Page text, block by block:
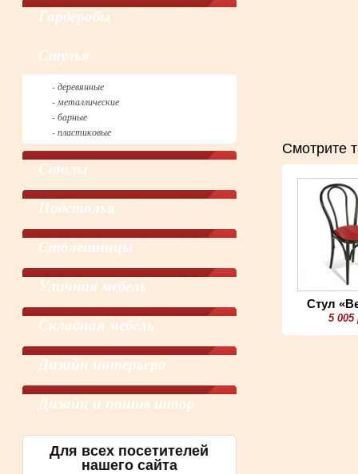
Гардеробы
Cтулья
- деревянные
- металлические
- барные
- пластиковые
Столы
Подстолья
Столешницы
Уличная мебель
Складная мебель
Дизайн интерьера
Дизайн и пошив штор
Для всех посетителей
нашего сайта
Смотрите
Стул
5 005